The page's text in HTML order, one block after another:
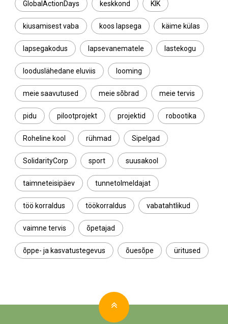
GlobalActionDays keskkond KIK
kiusamisest vaba koos lapsega käime külas
lapsegakodus lapsevanematele lastekogu
looduslähedane eluviis looming
meie saavutused meie sõbrad meie tervis
pidu pilootprojekt projektid robootika
Roheline kool rühmad Sipelgad
SolidarityCorp sport suusakool
taimneteisipäev tunnetolmeldajat
töö korraldus töökorraldus vabatahtlikud
vaimne tervis õpetajad
õppe- ja kasvatustegevus õuesõpe üritused